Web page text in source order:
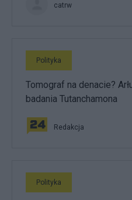
catrw
Polityka
Tomograf na denacie?
badania Tutanchamona
Redakcja
Polityka